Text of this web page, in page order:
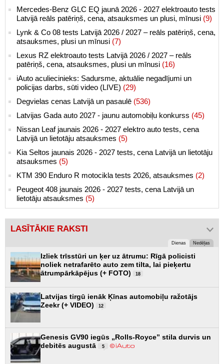
Mercedes-Benz GLC EQ jaunā 2026 - 2027 elektroauto tests
Latvijā reāls patēriņš, cena, atsauksmes un plusi, mīnusi (9)
Lynk & Co 08 tests Latvijā 2026 / 2027 – reāls patēriņš, cena,
atsauksmes, plusi un mīnusi (7)
Lexus RZ elektroauto tests Latvijā 2026 / 2027 – reāls
patēriņš, cena, atsauksmes, plusi un mīnusi (16)
iAuto aculiecinieks: Sadursme, aktuālie negadījumi un
policijas darbs, sūti video (LIVE) (29)
Degvielas cenas Latvijā un pasaulē (536)
Latvijas Gada auto 2027 - jaunu automobiļu konkurss (45)
Nissan Leaf jaunais 2026 - 2027 elektro auto tests, cena
Latvijā un lietotāju atsauksmes (5)
Kia Seltos jaunais 2026 - 2027 tests, cena Latvijā un lietotāju
atsauksmes (5)
KTM 390 Enduro R motocikla tests 2026, atsauksmes (2)
Peugeot 408 jaunais 2026 - 2027 tests, cena Latvijā un
lietotāju atsauksmes (5)
LASĪTĀKIE RAKSTI
Dienas Nedēļas
Izliek trīsstūri un ķer uz ātrumu: Rīgā policisti
noliek netrafarēto auto zem tilta, lai pieķertu
ātrumpārkāpējus (+ FOTO)
18
Latvijas tirgū ienāk Ķīnas automobiļu ražotājs
Zeekr (+ VIDEO)
12
Genesis GV90 iegūs „Rolls-Royce” stila durvis un
debitēs augustā
5